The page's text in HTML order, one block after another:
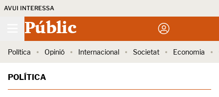
AVUI INTERESSA
Públic
Política Opinió Internacional Societat Economia
POLÍTICA